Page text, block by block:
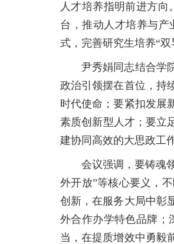
人才培养指明前进方
台，推动人才培养与
式，完善研究生培养“
尹秀娟同志结合学
政治引领摆在首位，持
时代使命；要紧扣发展
素质创新型人才；要立
建协同高效的大思政工
会议强调，要铸魂
外开放”等核心要义，
创新，在服务大局中彰
外合作办学特色品牌；
当，在提质增效中勇毅